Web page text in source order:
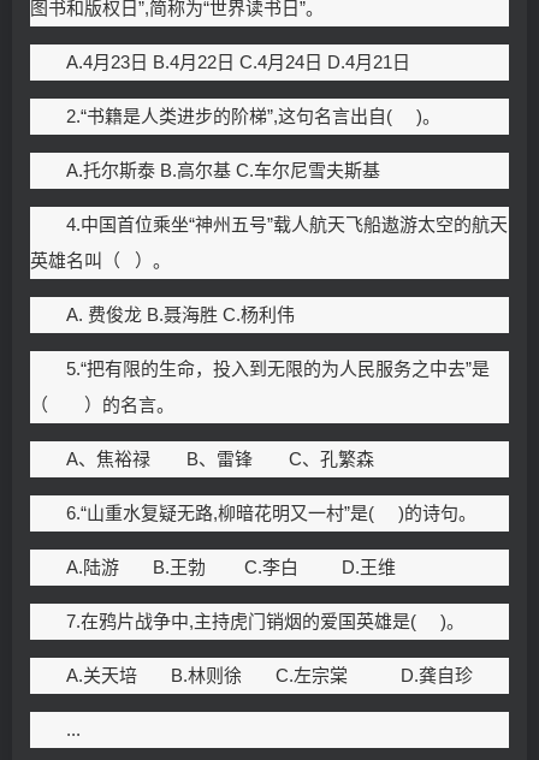
图书和版权日”,简称为“世界读书日”。
A.4月23日 B.4月22日 C.4月24日 D.4月21日
2.“书籍是人类进步的阶梯”,这句名言出自( )。
A.托尔斯泰 B.高尔基 C.车尔尼雪夫斯基
4.中国首位乘坐“神州五号”载人航天飞船遨游太空的航天
英雄名叫（ ）。
A. 费俊龙 B.聂海胜 C.杨利伟
5.“把有限的生命，投入到无限的为人民服务之中去”是
（ ）的名言。
A、焦裕禄 B、雷锋 C、孔繁森
6.“山重水复疑无路,柳暗花明又一村”是( )的诗句。
A.陆游 B.王勃 C.李白 D.王维
7.在鸦片战争中,主持虎门销烟的爱国英雄是( )。
A.关天培 B.林则徐 C.左宗棠 D.龚自珍
...